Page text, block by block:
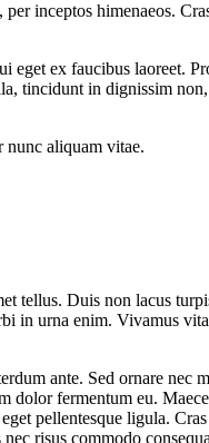
inceptos himenaeos.
eget ex faucibus laoreet.
tincidunt in dignissim non,
nunc aliquam vitae.
tellus. Duis non lacus
in urna enim. Vivamus
ante. Sed ornare nec
fermentum eu.
pellentesque ligula.
risus commodo